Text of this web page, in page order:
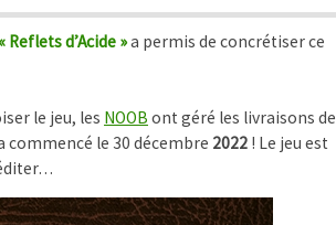
Reflets d’Acide »a permis de concrétiser ce
le jeu, les NOOB ont géré les livraisons de
commencé le 30 décembre 2022 ! Le jeu est